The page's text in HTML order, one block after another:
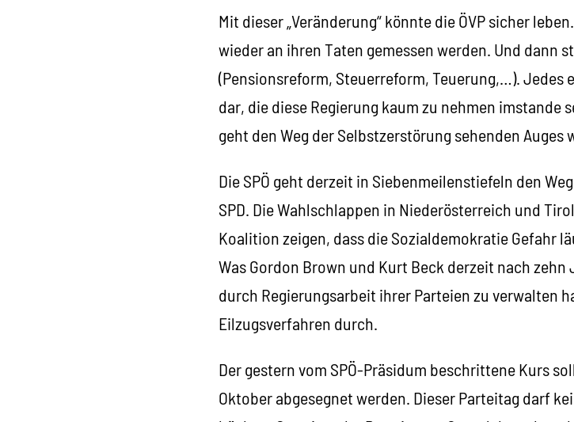
Mit dieser „Veränderung“ könnte die ÖVP sicher
wieder an ihren Taten gemessen werden. Und dann
(Pensionsreform, Steuerreform, Teuerung,…). Jedes
dar, die diese Regierung kaum zu nehmen imstande
geht den Weg der Selbstzerstörung sehenden Auges
Die SPÖ geht derzeit in Siebenmeilenstiefeln den
SPD. Die Wahlschlappen in Niederösterreich und
Koalition zeigen, dass die Sozialdemokratie Gefahr
Was Gordon Brown und Kurt Beck derzeit nach
durch Regierungsarbeit ihrer Parteien zu verwalten
Eilzugsverfahren durch.
Der gestern vom SPÖ-Präsidum beschrittene Kurs
Oktober abgesegnet werden. Dieser Parteitag darf